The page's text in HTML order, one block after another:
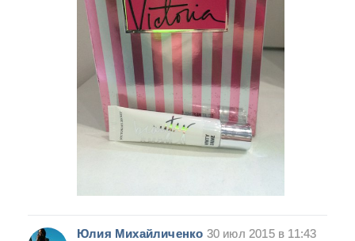
Юлия Михайличенко 30 июл 2015 в 11:43